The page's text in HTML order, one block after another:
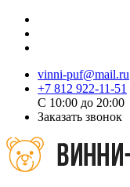
vinni-puf@mail.ru
+7 812 922-11-51
C 10:00 до 20:00
Заказать звонок